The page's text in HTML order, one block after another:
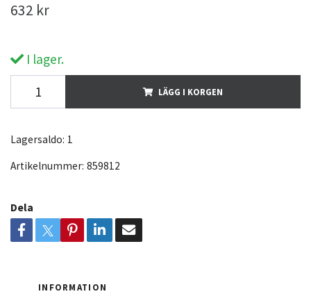
632 kr
I lager.
LÄGG I KORGEN
Lagersaldo: 1
Artikelnummer: 859812
Dela
INFORMATION